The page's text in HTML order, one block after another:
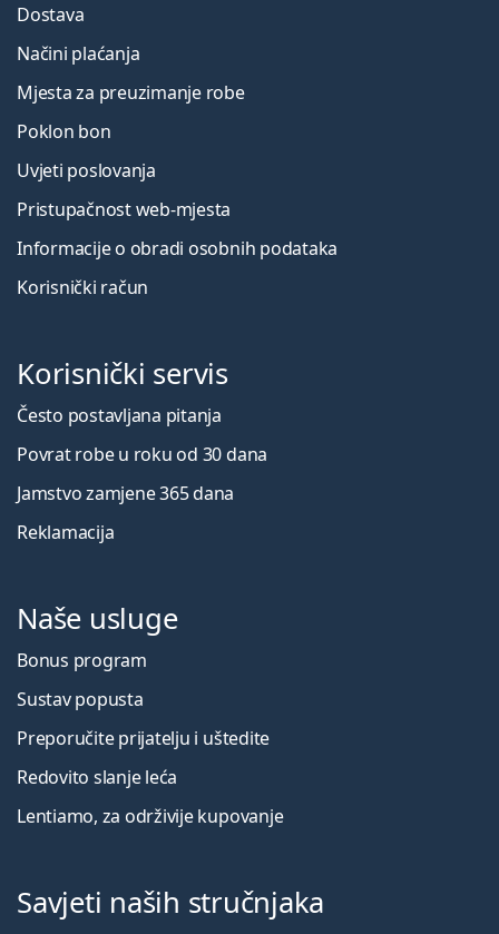
Dostava
Načini plaćanja
Mjesta za preuzimanje robe
Poklon bon
Uvjeti poslovanja
Pristupačnost web-mjesta
Informacije o obradi osobnih podataka
Korisnički račun
Korisnički servis
Često postavljana pitanja
Povrat robe u roku od 30 dana
Jamstvo zamjene 365 dana
Reklamacija
Naše usluge
Bonus program
Sustav popusta
Preporučite prijatelju i uštedite
Redovito slanje leća
Lentiamo, za održivije kupovanje
Savjeti naših stručnjaka